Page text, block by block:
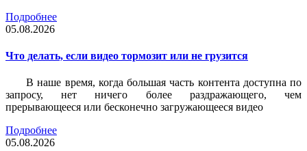
Подробнее
05.08.2026
Что делать, если видео тормозит или не грузится
В наше время, когда большая часть контента доступна по
запросу, нет ничего более раздражающего, чем
прерывающееся или бесконечно загружающееся видео
Подробнее
05.08.2026